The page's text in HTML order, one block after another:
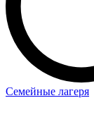
Семейные лагеря